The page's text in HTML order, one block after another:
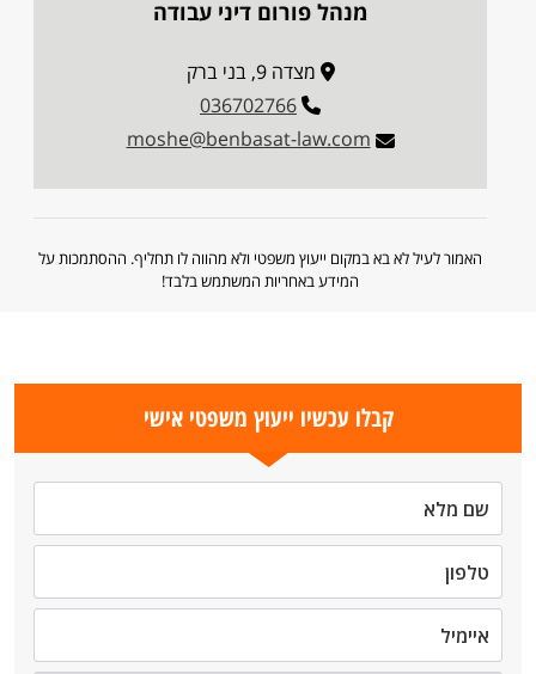
מנהל פורום דיני עבודה
מצדה 9, בני ברק
036702766
moshe@benbasat-law.com
האמור לעיל לא בא במקום ייעוץ משפטי ולא מהווה לו תחליף. ההסתמכות על
המידע באחריות המשתמש בלבד!
קבלו עכשיו ייעוץ משפטי אישי